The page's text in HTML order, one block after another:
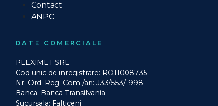
Contact
ANPC
DATE COMERCIALE
PLEXIMET SRL
Cod unic de inregistrare: RO11008735
Nr. Ord. Reg. Com./an: J33/553/1998
Banca: Banca Transilvania
Sucursala: Falticeni